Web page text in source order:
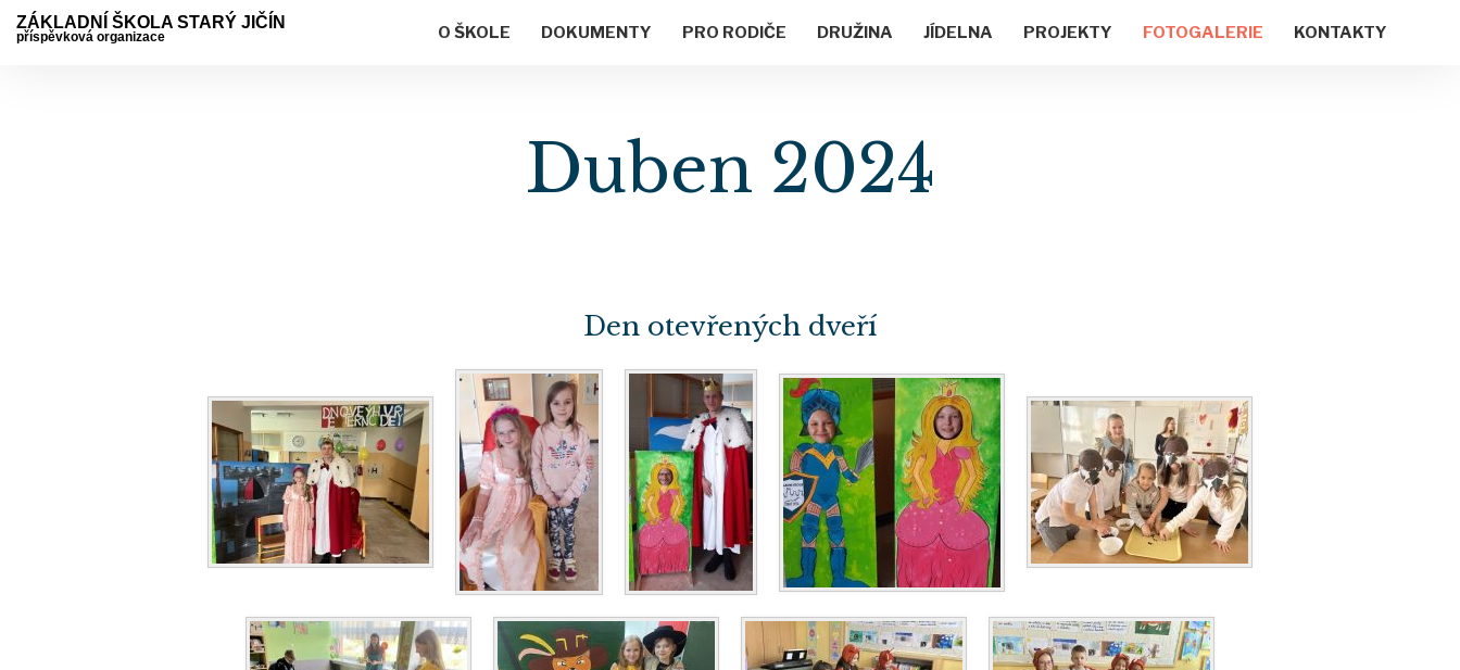
ZÁKLADNÍ ŠKOLA STARÝ JIČÍN
příspěvková organizace O ŠKOLE DOKUMENTY PRO RODIČE DRUŽINA JÍDELNA PROJEKTY FOTOGALERIE KONTAKTY
Duben 2024
Den otevřených dveří